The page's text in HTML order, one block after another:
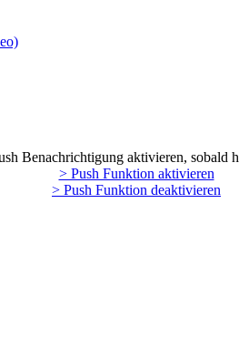
Benachrichtigung aktivieren, sobald
> Push Funktion aktivieren
> Push Funktion deaktivieren